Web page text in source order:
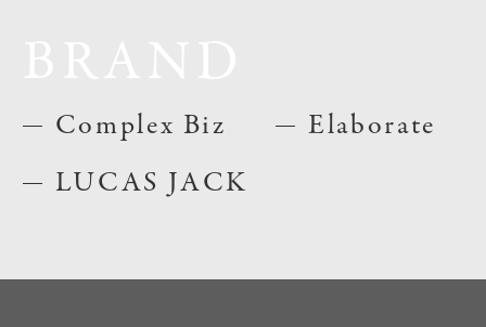
Complex Biz
LUCAS JACK
Elaborate